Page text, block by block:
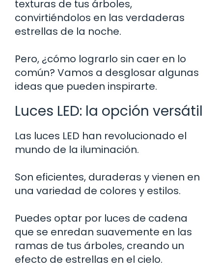
texturas de tus árboles,
convirtiéndolos en las verdaderas
estrellas de la noche.
Pero, ¿cómo lograrlo sin caer en lo
común? Vamos a desglosar algunas
ideas que pueden inspirarte.
Luces LED: la opción versátil
Las luces LED han revolucionado el
mundo de la iluminación.
Son eficientes, duraderas y vienen en
una variedad de colores y estilos.
Puedes optar por luces de cadena
que se enredan suavemente en las
ramas de tus árboles, creando un
efecto de estrellas en el cielo.